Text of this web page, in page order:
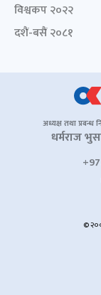
विश्वकप २०२२
दशैं-बसैं २०८१
अध्यक्ष तथा प्रबन्ध
धर्मराज
©